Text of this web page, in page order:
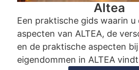
Altea
Een praktische gids waarin u
aspecten van ALTEA, de
en de praktische aspecten
eigendommen in ALTEA